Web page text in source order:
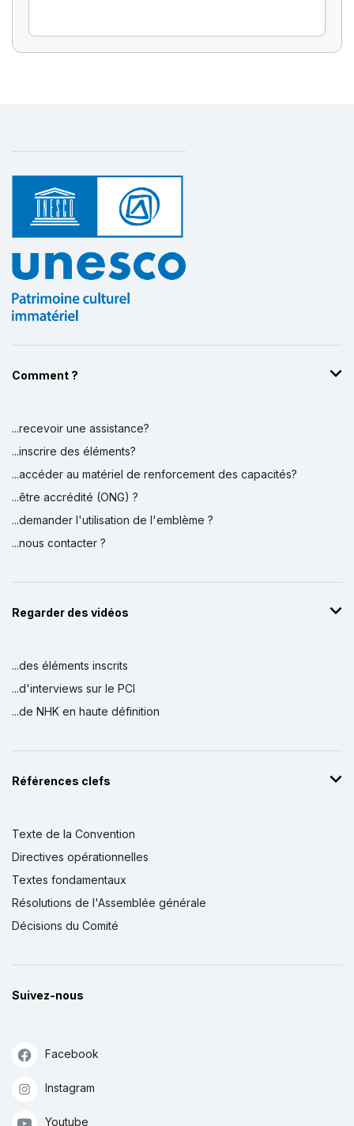
Comment ?
...recevoir une assistance?
...inscrire des éléments?
...accéder au matériel de renforcement des capacités?
...être accrédité (ONG) ?
...demander l'utilisation de l'emblème ?
...nous contacter ?
Regarder des vidéos
...des éléments inscrits
...d'interviews sur le PCI
...de NHK en haute définition
Références clefs
Texte de la Convention
Directives opérationnelles
Textes fondamentaux
Résolutions de l'Assemblée générale
Décisions du Comité
Suivez-nous
Facebook
Instagram
Youtube